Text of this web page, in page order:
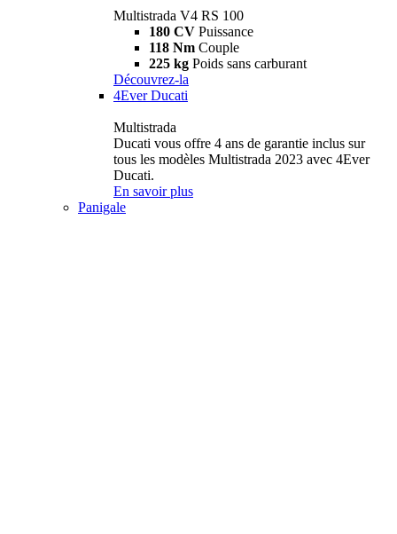
Multistrada V4 RS 100
180 CV Puissance
118 Nm Couple
225 kg Poids sans carburant
Découvrez-la
4Ever Ducati
Multistrada
Ducati vous offre 4 ans de garantie inclus sur
tous les modèles Multistrada 2023 avec 4Ever
Ducati.
En savoir plus
Panigale